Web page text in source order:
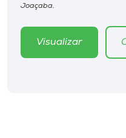
Editora
Rádio
Joaçaba.
Visualizar